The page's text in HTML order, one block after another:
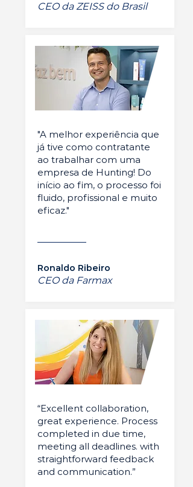
CEO da ZEISS do Brasil
"A melhor experiência que
já tive como contratante
ao trabalhar com uma
empresa de Hunting! Do
início ao fim, o processo foi
fluido, profissional e muito
eficaz."
Ronaldo Ribeiro
CEO da Farmax
“Excellent collaboration,
great experience. Process
completed in due time,
meeting all deadlines. with
straightforward feedback
and communication.”